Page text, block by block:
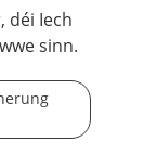
déi Iech
sinn.